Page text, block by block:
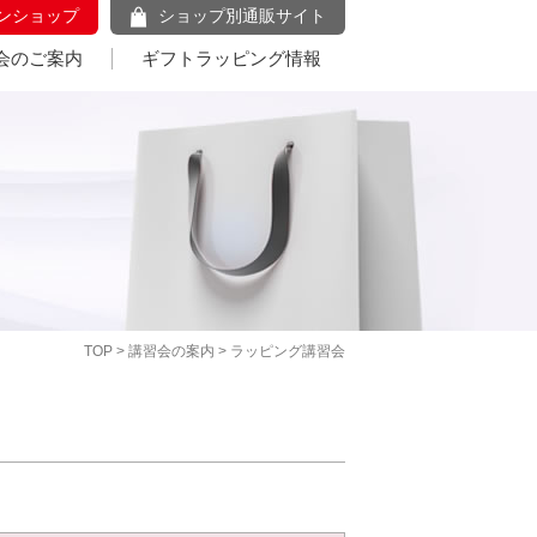
ショップ ショップ別通販サイト
のご案内 ギフトラッピング情報
TOP > 講習会の案内 > ラッピング講習会